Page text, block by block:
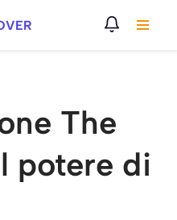
The
potere di